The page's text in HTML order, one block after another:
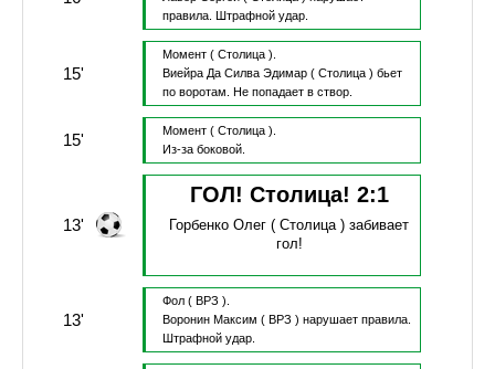
правила.
Штрафной удар.
15'
Момент ( Столица ).
Виейра Да Силва Эдимар( Столица ) бьет
по воротам.
Не попадает в створ.
15' Момент ( Столица ).
Из-за боковой.
13'
ГОЛ! Столица! 2:1
Горбенко Олег ( Столица )забивает
гол!
13'
Фол ( ВРЗ ).
Воронин Максим ( ВРЗ ) нарушает правила.
Штрафной удар.